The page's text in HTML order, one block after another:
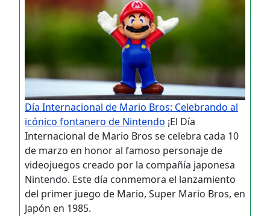
Día Internacional de Mario Bros: Celebrando al
icónico fontanero de Nintendo ¡El Día
Internacional de Mario Bros se celebra cada 10
de marzo en honor al famoso personaje de
videojuegos creado por la compañía japonesa
Nintendo. Este día conmemora el lanzamiento
del primer juego de Mario, Super Mario Bros, en
Japón en 1985.